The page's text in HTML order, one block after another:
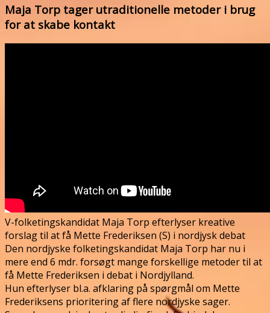
Maja Torp tager utraditionelle metoder i brug
for at skabe kontakt
V-folketingskandidat Maja Torp efterlyser kreative
forslag til at få Mette Frederiksen (S) i nordjysk debat
Den nordjyske folketingskandidat Maja Torp har nu i
mere end 6 mdr. forsøgt mange forskellige metoder til at
få Mette Frederiksen i debat i Nordjylland.
Hun efterlyser bl.a. afklaring på spørgmål om Mette
Frederiksens prioritering af flere nordjyske sager.